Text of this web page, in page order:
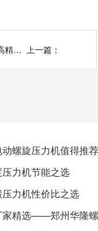
上一篇：
伺服螺旋压力机：汽车发动机零件高精度成型的革命性解决方案
螺旋压力机值得推荐
力机节能之选
力机性价比之选